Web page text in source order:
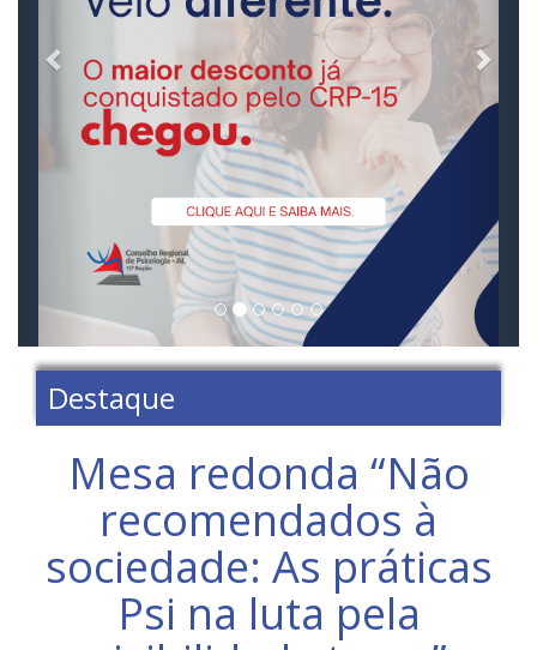
Destaque
Mesa redonda “Não
recomendados à
sociedade: As práticas
Psi na luta pela